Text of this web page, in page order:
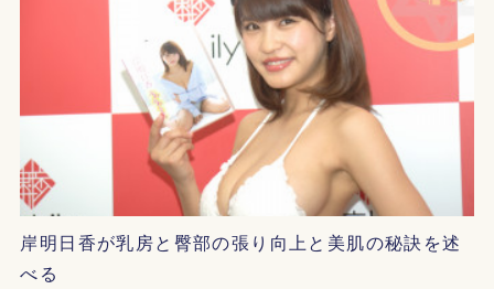
岸明日香が乳房と臀部の張り向上と美肌の秘訣を述
べる